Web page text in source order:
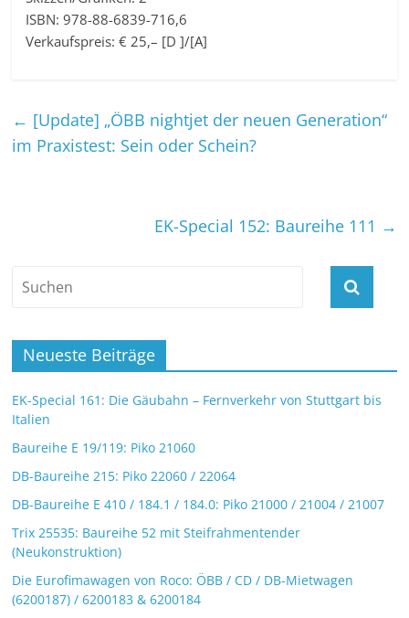
ISBN: 978-88-6839-716,6
Verkaufspreis: € 25,– [D ]/[A]
← [Update] „ÖBB nightjet der neuen Generation“
im Praxistest: Sein oder Schein?
EK-Special 152: Baureihe 111 →
Neueste Beiträge
EK-Special 161: Die Gäubahn – Fernverkehr von Stuttgart bis
Italien
Baureihe E 19/119: Piko 21060
DB-Baureihe 215: Piko 22060 / 22064
DB-Baureihe E 410 / 184.1 / 184.0: Piko 21000 / 21004 / 21007
Trix 25535: Baureihe 52 mit Steifrahmentender
(Neukonstruktion)
Die Eurofimawagen von Roco: ÖBB / CD / DB-Mietwagen
(6200187) / 6200183 & 6200184